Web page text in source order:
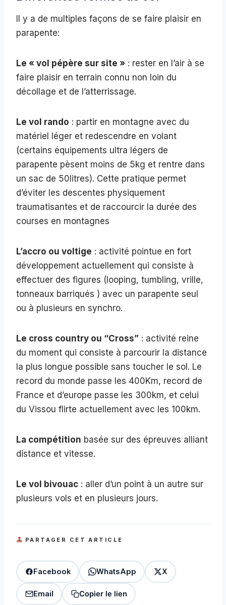
Il y a de multiples façons de se faire plaisir en
parapente:
Le « vol pépère sur site » : rester en l’air à se
faire plaisir en terrain connu non loin du
décollage et de l’atterrissage.
Le vol rando : partir en montagne avec du
matériel léger et redescendre en volant
(certains équipements ultra légers de
parapente pèsent moins de 5kg et rentre dans
un sac de 50litres). Cette pratique permet
d’éviter les descentes physiquement
traumatisantes et de raccourcir la durée des
courses en montagnes
L’accro ou voltige : activité pointue en fort
développement actuellement qui consiste à
effectuer des figures (looping, tumbling, vrille,
tonneaux barriqués ) avec un parapente seul
ou à plusieurs en synchro.
Le cross country ou “Cross” : activité reine
du moment qui consiste à parcourir la distance
la plus longue possible sans toucher le sol. Le
record du monde passe les 400Km, record de
France et d’europe passe les 300km, et celui
du Vissou flirte actuellement avec les 100km.
La compétition basée sur des épreuves alliant
distance et vitesse.
Le vol bivouac : aller d’un point à un autre sur
plusieurs vols et en plusieurs jours.
PARTAGER CET ARTICLE
Facebook WhatsApp X
Email Copier le lien